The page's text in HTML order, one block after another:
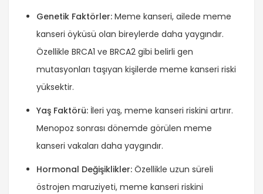
Genetik Faktörler: Meme kanseri, ailede meme
kanseri öyküsü olan bireylerde daha yaygındır.
Özellikle BRCA1 ve BRCA2 gibi belirli gen
mutasyonları taşıyan kişilerde meme kanseri riski
yüksektir.
Yaş Faktörü: İleri yaş, meme kanseri riskini artırır.
Menopoz sonrası dönemde görülen meme
kanseri vakaları daha yaygındır.
Hormonal Değişiklikler: Özellikle uzun süreli
östrojen maruziyeti, meme kanseri riskini